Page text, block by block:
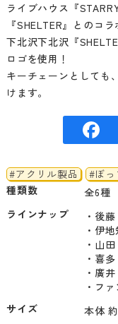
ライブハウス『
『SHELTER』とのコ
下北沢下北沢『
ロゴを使用！
キーチェーンとしても
けます。
#アクリル製品
#ぼ
種類数
全6種
ラインナップ
・後
・伊
・山
・喜
・廣
・フ
サイズ
本体